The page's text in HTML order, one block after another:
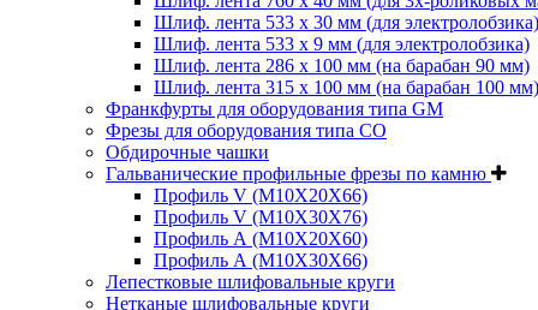
Шлиф. лента 533 х 30 мм (для электролобзика)
Шлиф. лента 533 х 9 мм (для электролобзика)
Шлиф. лента 286 х 100 мм (на барабан 90 мм)
Шлиф. лента 315 х 100 мм (на барабан 100 мм)
Франкфурты для оборудования типа GM
Фрезы для оборудования типа СО
Обдирочные чашки
Гальванические профильные фрезы по камню
Профиль V (M10X20X66)
Профиль V (M10X30X76)
Профиль А (М10Х20Х60)
Профиль А (М10Х30Х66)
Лепестковые шлифовальные круги
Нетканые шлифовальные круги